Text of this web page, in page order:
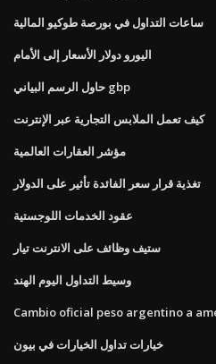
ساعات التداول في بورصة طوكيو المالية
اليورو دولار الأسعار إلى الأمام
حاول الرسم البياني gbp
كيف تعمل الملابس التجارية عبر الإنترنت
مؤشر العقارات العالمية
تغذية قرار سعر الفائدة تأثير على الدولار
عقود الخدمات اللوجستية
ستيف وظائف على الانترنت تيار
وسيط التداول اليوم الهند
Cambio oficial peso argentino a
خيارات تداول الخيارات في بيون